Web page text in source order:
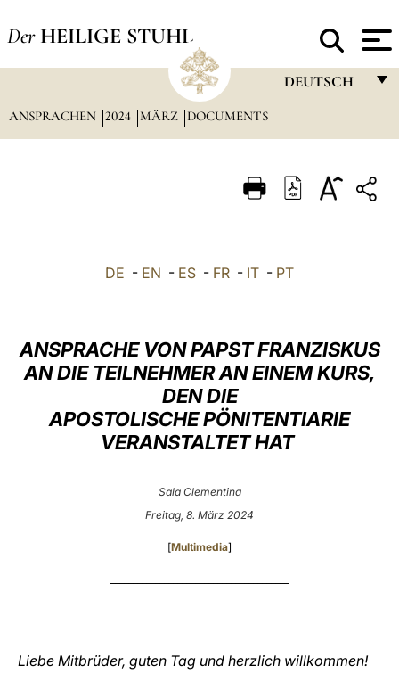
Der HEILIGE STUHL
DEUTSCH
ITALIANO
العربيّة
LATINE
ANSPRACHEN 2024 MÄRZ DOCUMENTS
DE - EN - ES - FR - IT - PT
ANSPRACHE VON PAPST FRANZISKUS
AN DIE TEILNEHMER AN EINEM KURS,
DEN DIE
APOSTOLISCHE PÖNITENTIARIE
VERANSTALTET HAT
Sala Clementina
Freitag, 8. März 2024
[Multimedia]
Liebe Mitbrüder, guten Tag und herzlich willkommen!